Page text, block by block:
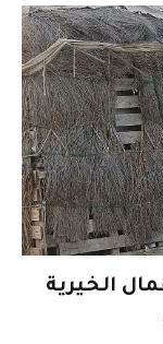
الخيرية